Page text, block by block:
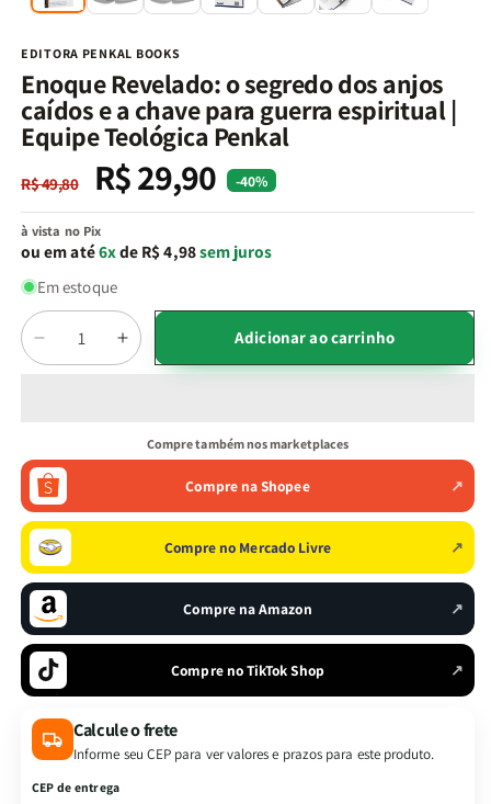
janela
EDITORA PENKAL BOOKS
Enoque Revelado: o segredo dos anjos
caídos e a chave para guerra espiritual |
Equipe Teológica Penkal
Preço
normal
R$ 49,80
Preço
promocional
R$ 29,90 -40%
à vista no Pix
ou em até6xde R$ 4,98sem juros
Em estoque
Quantidade
Diminuir
a
Revelado:
o
segredo
dos
anjos
caídos
e
a
chave
para
guerra
espiritual
|
Equipe
Teológica
Aumentar
a
Enoque
Revelado:
segredo
anjos
caídos
chave
guerra
|
Equipe
Adicionar ao carrinho
Compre também nos marketplaces
Compre na Shopee ↗
Compre no Mercado Livre ↗
Compre na Amazon ↗
Compre no TikTok Shop ↗
Calcule o frete
Informe seu CEP para ver valores e prazos para este produto.
CEP de entrega